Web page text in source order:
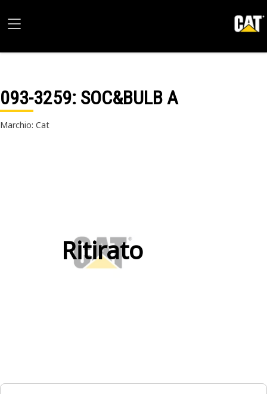
093-3259: SOC&BULB A
Marchio: Cat
Ritirato